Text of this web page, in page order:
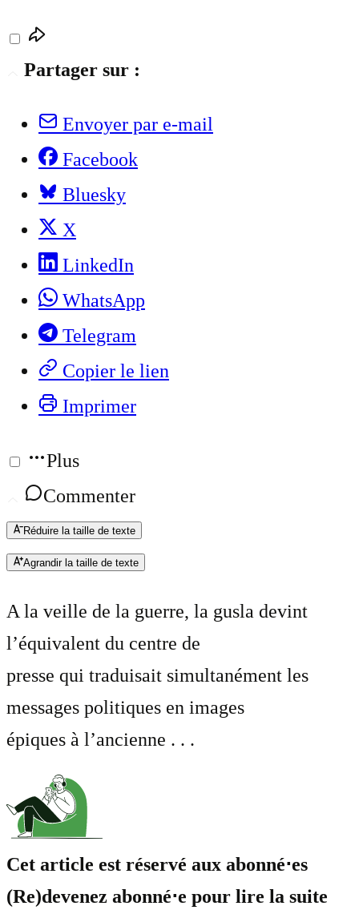
Partager sur :
Envoyer par e-mail
Facebook
Bluesky
X
LinkedIn
WhatsApp
Telegram
Copier le lien
Imprimer
Plus
Commenter
Réduire la taille de texte
Agrandir la taille de texte
A la veille de la guerre, la gusla devint
l’équivalent du centre de
presse qui traduisait simultanément les
messages politiques en images
épiques à l’ancienne . . .
Cet article est réservé aux abonné⋅es
(Re)devenez abonné⋅e pour lire la suite